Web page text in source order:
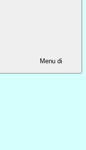
Menu di